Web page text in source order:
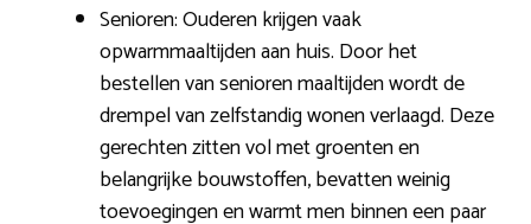
Senioren: Ouderen krijgen vaak
opwarmmaaltijden aan huis. Door het
bestellen van senioren maaltijden wordt de
drempel van zelfstandig wonen verlaagd. Deze
gerechten zitten vol met groenten en
belangrijke bouwstoffen, bevatten weinig
toevoegingen en warmt men binnen een paar